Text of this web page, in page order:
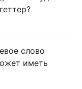
слово
иметь